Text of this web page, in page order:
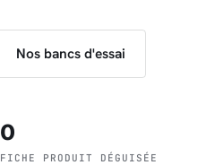
Nos bancs d'essai
0
FICHE PRODUIT DÉGUISÉE